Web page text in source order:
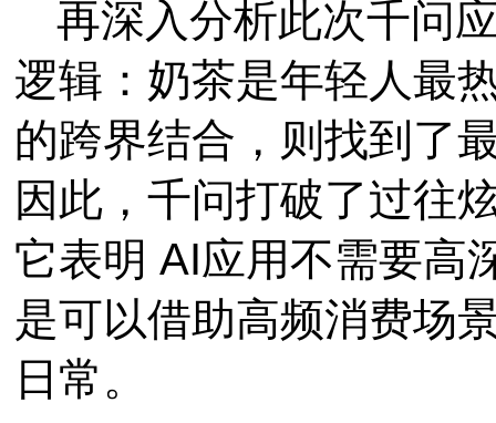
再深入分析此次千问
逻辑：奶茶是年轻人最
的跨界结合，则找到了
因此，千问打破了过往
它表明 AI应用不需要高
是可以借助高频消费场
日常。